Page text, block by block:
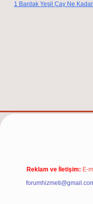
1 Bardak Yeşil Çay Ne
Reklam ve İletişim: E-